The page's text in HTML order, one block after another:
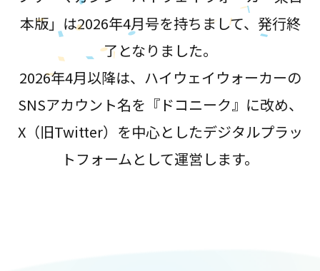
本版」は2026年4月号を持ちまして、発行終
了となりました。
2026年4月以降は、ハイウェイウォーカーの
SNSアカウント名を『ドコニーク』に改め、
X（旧Twitter）を中心としたデジタルプラッ
トフォームとして運営します。